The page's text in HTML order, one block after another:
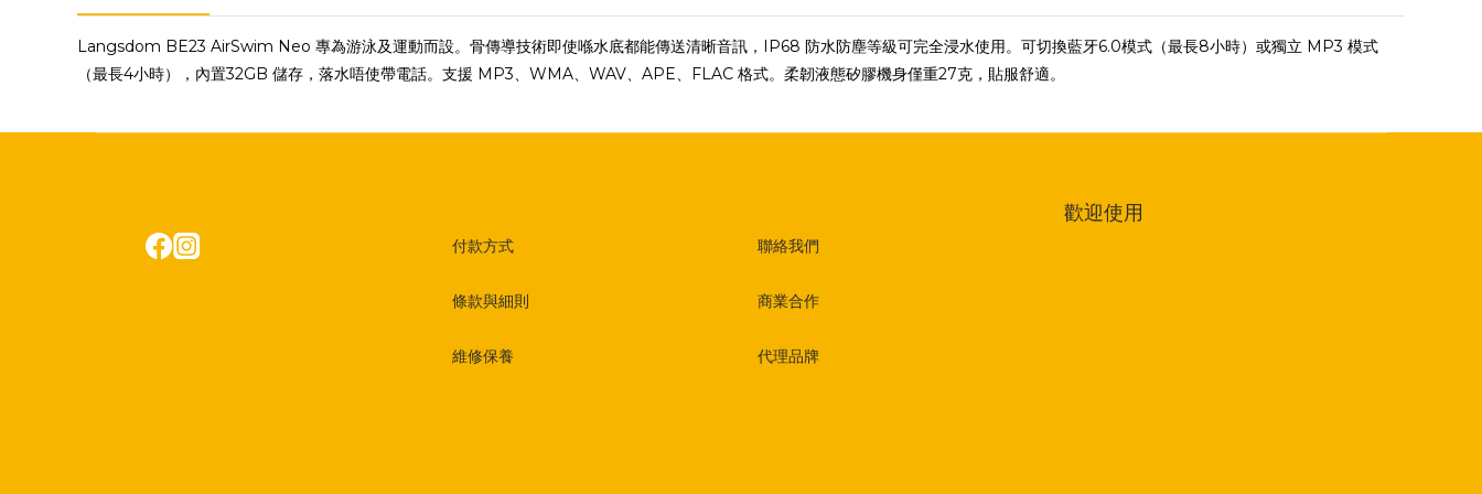
Langsdom BE23 AirSwim Neo 專為游泳及運動而設。骨傳導技術即使喺水底都能傳送清晰音訊，IP68 防水防塵等級可完全浸水使用。可切換藍牙6.0模式（最長8小時）或獨立 MP3 模式
（最長4小時），內置32GB 儲存，落水唔使帶電話。支援 MP3、WMA、WAV、APE、FLAC 格式。柔韌液態矽膠機身僅重27克，貼服舒適。
付款方式
條款與細則
維修保養
聯絡我們
商業合作
代理品牌
歡迎使用